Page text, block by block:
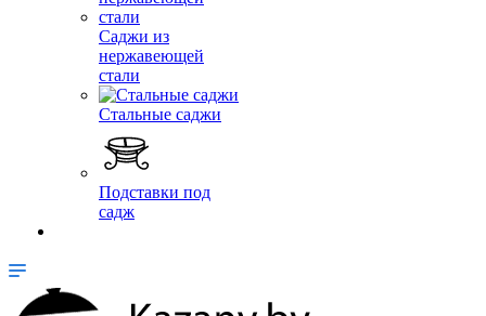
Саджи из
нержавеющей
стали
Стальные саджи
Подставки под
садж